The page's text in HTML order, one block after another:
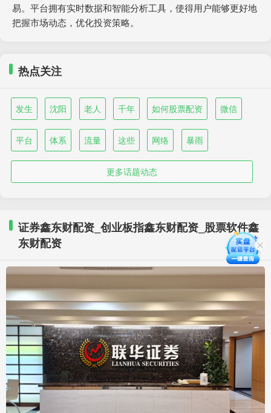
易。平台拥有实时数据和智能分析工具，使得用户能够更好地
把握市场动态，优化投资策略。
热点关注
发生 沈阳 老人 千年 如何股票配资 微信
平台 体系 流量 这些 网络 暴雨
更多话题动态
证券鑫东财配资_创业板指鑫东财配资_股票软件鑫
东财配资